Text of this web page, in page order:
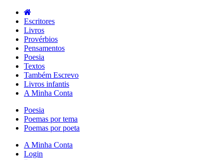
Escritores
Livros
Provérbios
Pensamentos
Poesia
Textos
Também Escrevo
Livros infantis
A Minha Conta
Poesia
Poemas por tema
Poemas por poeta
A Minha Conta
Login